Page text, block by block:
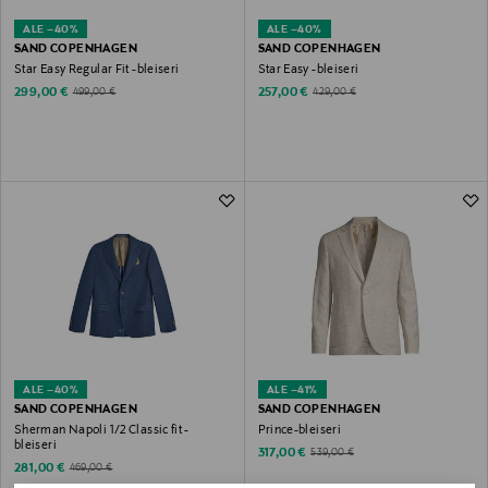
ALE –40%
SAND COPENHAGEN
Star Easy Regular Fit -bleiseri
Discounted Price
299,00 € Original Price
499,00 €
ALE –40%
SAND COPENHAGEN
Star Easy -bleiseri
Discounted Price
257,00 € Original Price
429,00 €
ALE –40%
SAND COPENHAGEN
Sherman Napoli 1/2 Classic fit -
bleiseri
Discounted Price
281,00 € Original Price
469,00 €
ALE –41%
SAND COPENHAGEN
Prince-bleiseri
Discounted Price
317,00 € Original Price
539,00 €